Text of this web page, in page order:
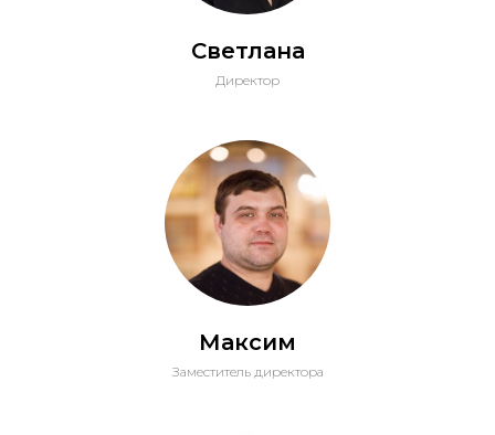
Светлана
Директор
Максим
Заместитель директора